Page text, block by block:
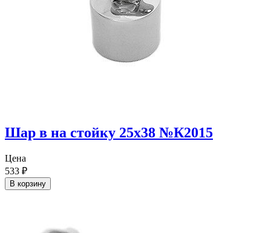
Шар в на стойку 25х38 №К2015
Цена
533 ₽
В корзину